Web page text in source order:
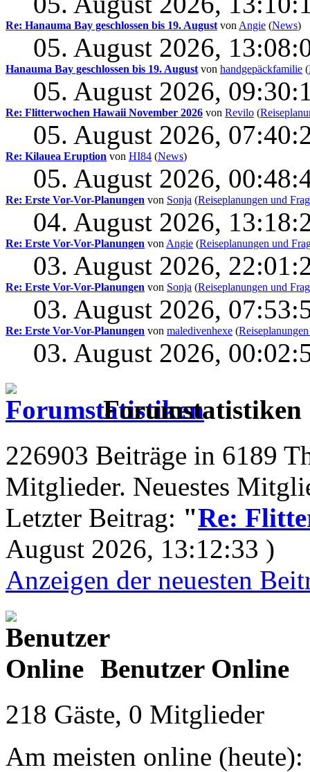
Re: Hanauma Bay geschlossen bis 19. August von Angie (News)
05. August 2026,
Hanauma Bay geschlossen bis 19. August von handgepäckfamilie (
05. August 2026,
Re: Flitterwochen Hawaii November 2026 von Revilo (
05. August 2026,
Re: Kilauea Eruption von HI84 (News)
05. August 2026,
Re: Erste Vor-Vor-Planungen von Sonja (Reiseplanungen und
04. August 2026,
Re: Erste Vor-Vor-Planungen von Angie (Reiseplanungen und
03. August 2026,
Re: Erste Vor-Vor-Planungen von Sonja (Reiseplanungen und
03. August 2026,
Re: Erste Vor-Vor-Planungen von maledivenhexe (
03. August 2026,
Forumstatistiken
226903 Beiträge in 6189
Mitglieder. Neuestes
Letzter Beitrag: "Re:
August 2026, 13:12:33 )
Anzeigen der neuesten
Benutzer Online
218 Gäste, 0 Mitglieder
Am meisten online (heute):